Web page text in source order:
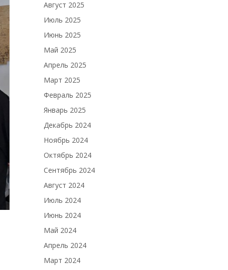
Август 2025
Июль 2025
Июнь 2025
Май 2025
Апрель 2025
Март 2025
Февраль 2025
Январь 2025
Декабрь 2024
Ноябрь 2024
Октябрь 2024
Сентябрь 2024
Август 2024
Июль 2024
Июнь 2024
Май 2024
Апрель 2024
Март 2024